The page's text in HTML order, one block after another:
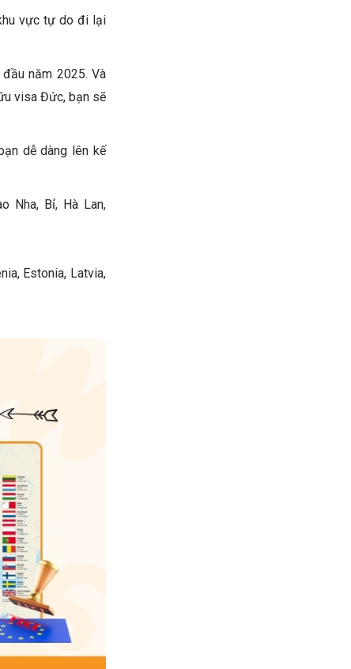
vực tự do đi lại
năm 2025. Và
visa Đức, bạn sẽ
dễ dàng lên kế
Nha, Bỉ, Hà Lan,
Estonia, Latvia,